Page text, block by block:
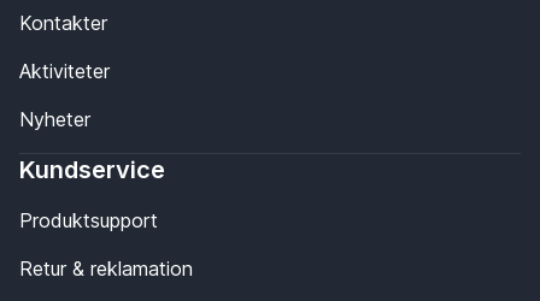
Kontakter
Aktiviteter
Nyheter
Kundservice
Produktsupport
Retur & reklamation